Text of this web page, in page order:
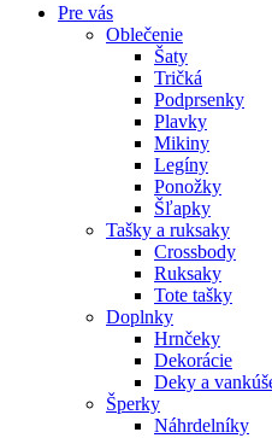
Pre vás
Oblečenie
Šaty
Tričká
Podprsenky
Plavky
Mikiny
Legíny
Ponožky
Šľapky
Tašky a ruksaky
Crossbody
Ruksaky
Tote tašky
Doplnky
Hrnčeky
Dekorácie
Deky a
Šperky
Náhrdelníky